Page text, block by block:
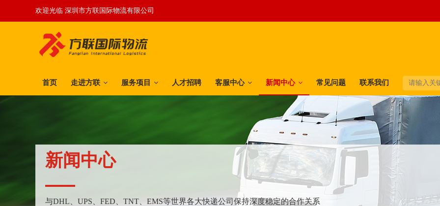
欢迎光临 深圳市方联国际物流有限公司
首页 走进方联 服务项目 人才招聘 客服中心 新闻中心 常见问题 联系我们
新闻中心
与DHL、UPS、FED、TNT、EMS等世界各大快递公司保持深度稳定的合作关系